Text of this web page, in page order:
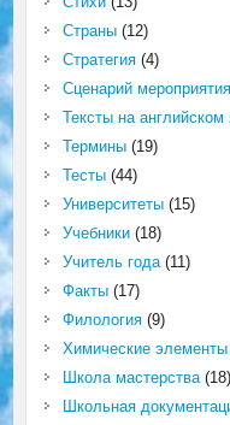
Страны(12)
Стратегия(4)
Сценарий мероприятия
Тексты на английском
Термины(19)
Тесты(44)
Университеты(15)
Учебники(18)
Учитель года(11)
Факты(17)
Филология(9)
Химические элементы
Школа мастерства(18)
Школьная